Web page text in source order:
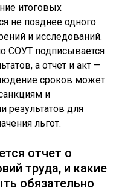
итоговых
не позднее одного
и исследований.
СОУТ подписывается
а отчет и акт —
сроков может
и
результатов для
льгот.
отчет о
труда, и какие
обязательно